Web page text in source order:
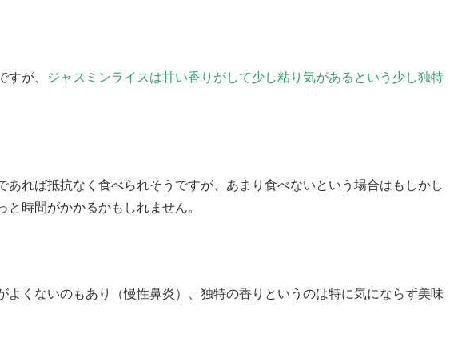
すが、
ジャスミンライスは甘い香りがして少し粘り気があるという少し独特
あれば抵抗なく食べられそうですが、あまり食べないという場合はもしかし
と時間がかかるかもしれません。
よくないのもあり（慢性鼻炎）、独特の香りというのは特に気にならず美味